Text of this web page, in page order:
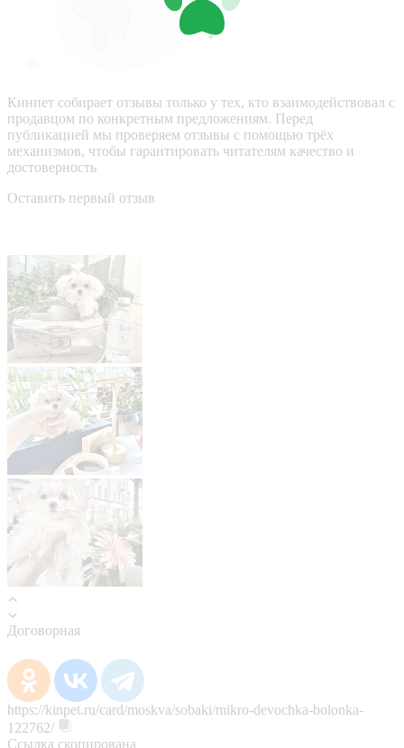
Кинпет собирает отзывы только у тех, кто взаимодействовал с
продавцом по конкретным предложениям. Перед
публикацией мы проверяем отзывы с помощью трёх
механизмов, чтобы гарантировать читателям качество и
достоверность
Оставить первый отзыв
Договорная
https://kinpet.ru/card/moskva/sobaki/mikro-devochka-bolonka-
122762/
Ссылка скопирована